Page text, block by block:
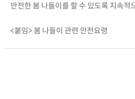
안전한 봄 나들이를 할 수 있도록 지속적
<붙임> 봄 나들이 관련 안전요령